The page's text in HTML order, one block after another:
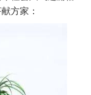
方家：